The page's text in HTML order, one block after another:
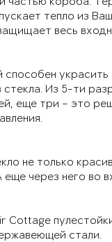
тепло из
весь
способен
Из 5-ти
еще три – это
не только
через него во
Cottage
стали.